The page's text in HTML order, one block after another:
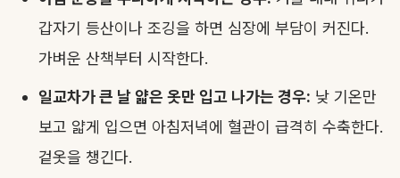
갑자기 등산이나 조깅을 하면 심장에 부담이 커진다.
가벼운 산책부터 시작한다.
일교차가 큰 날 얇은 옷만 입고 나가는 경우: 낮 기온만
보고 얇게 입으면 아침저녁에 혈관이 급격히 수축한다.
겉옷을 챙긴다.